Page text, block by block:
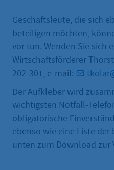
Geschäftsleute, die sich
beteiligen möchten,
vor tun. Wenden Sie sich
Wirtschaftsförderer
202-301, e-mail:
Der Aufkleber wird
wichtigsten Notfall-
obligatorische
ebenso wie eine Liste der
unten zum Download zur